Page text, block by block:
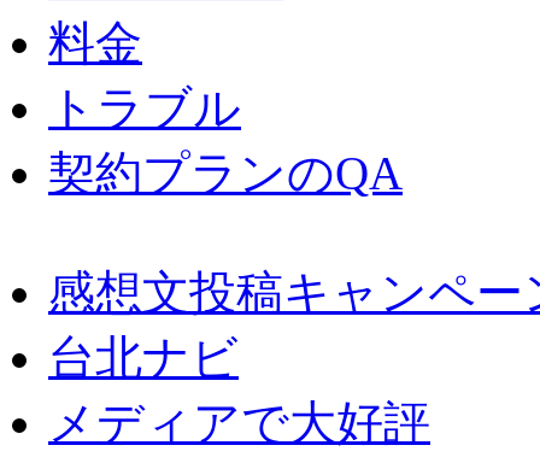
料金
トラブル
契約プランのQA
感想文投稿キャンペー
台北ナビ
メディアで大好評